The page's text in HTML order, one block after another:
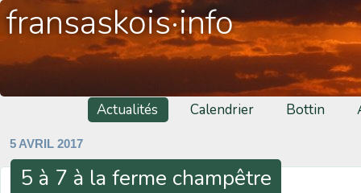
fransaskois·info
Actualités Calendrier Bottin
5 AVRIL 2017
5 à 7 à la ferme champêtre